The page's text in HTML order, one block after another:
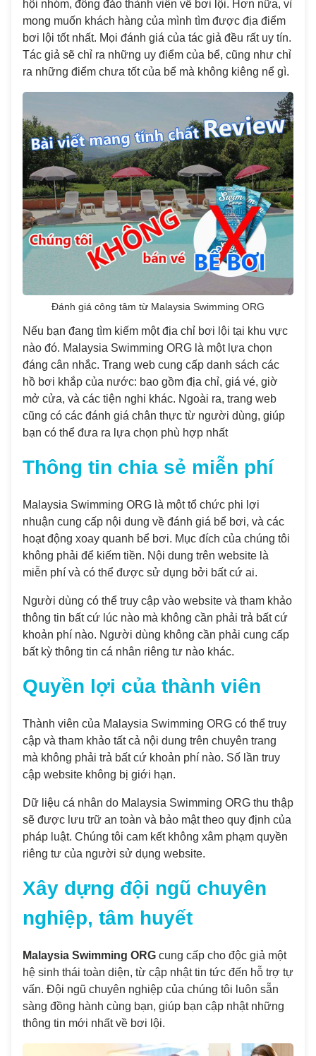
hội nhóm, đông đảo thành viên về bơi lội. Hơn nữa, vì
mong muốn khách hàng của mình tìm được địa điểm
bơi lội tốt nhất. Mọi đánh giá của tác giả đều rất uy tín.
Tác giả sẽ chỉ ra những uy điểm của bể, cũng như chỉ
ra những điểm chưa tốt của bể mà không kiêng nể gì.
Đánh giá công tâm từ Malaysia Swimming ORG
Nếu bạn đang tìm kiếm một địa chỉ bơi lội tại khu vực
nào đó. Malaysia Swimming ORG là một lựa chọn
đáng cân nhắc. Trang web cung cấp danh sách các
hồ bơi khắp của nước: bao gồm địa chỉ, giá vé, giờ
mở cửa, và các tiện nghi khác. Ngoài ra, trang web
cũng có các đánh giá chân thực từ người dùng, giúp
bạn có thể đưa ra lựa chọn phù hợp nhất
Thông tin chia sẻ miễn phí
Malaysia Swimming ORG là một tổ chức phi lợi
nhuận cung cấp nội dung về đánh giá bể bơi, và các
hoạt động xoay quanh bể bơi. Mục đích của chúng tôi
không phải để kiếm tiền. Nội dung trên website là
miễn phí và có thể được sử dụng bởi bất cứ ai.
Người dùng có thể truy cập vào website và tham khảo
thông tin bất cứ lúc nào mà không cần phải trả bất cứ
khoản phí nào. Người dùng không cần phải cung cấp
bất kỳ thông tin cá nhân riêng tư nào khác.
Quyền lợi của thành viên
Thành viên của Malaysia Swimming ORG có thể truy
cập và tham khảo tất cả nội dung trên chuyên trang
mà không phải trả bất cứ khoản phí nào. Số lần truy
cập website không bị giới hạn.
Dữ liệu cá nhân do Malaysia Swimming ORG thu thập
sẽ được lưu trữ an toàn và bảo mật theo quy định của
pháp luật. Chúng tôi cam kết không xâm phạm quyền
riêng tư của người sử dụng website.
Xây dựng đội ngũ chuyên
nghiệp, tâm huyết
Malaysia Swimming ORG cung cấp cho độc giả một
hệ sinh thái toàn diện, từ cập nhật tin tức đến hỗ trợ tự
vấn. Đội ngũ chuyên nghiệp của chúng tôi luôn sẵn
sàng đồng hành cùng bạn, giúp bạn cập nhật những
thông tin mới nhất về bơi lội.